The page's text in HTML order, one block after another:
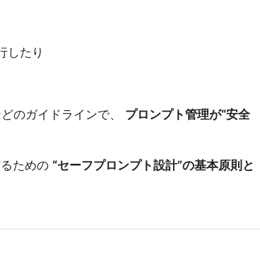
したり
のガイドラインで、 プロンプト管理が“安全
ための “セーフプロンプト設計”の基本原則と